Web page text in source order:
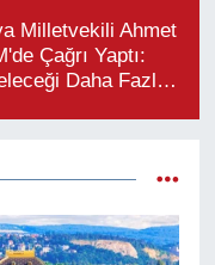
Milletvekili Ahmet
Çağrı Yaptı:
Daha Fazla